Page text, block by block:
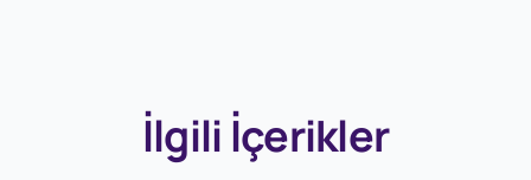
İlgili İçerikler